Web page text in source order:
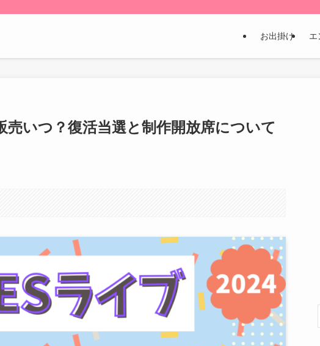
お出掛け エ
いつ？復活当選と制作開放席について